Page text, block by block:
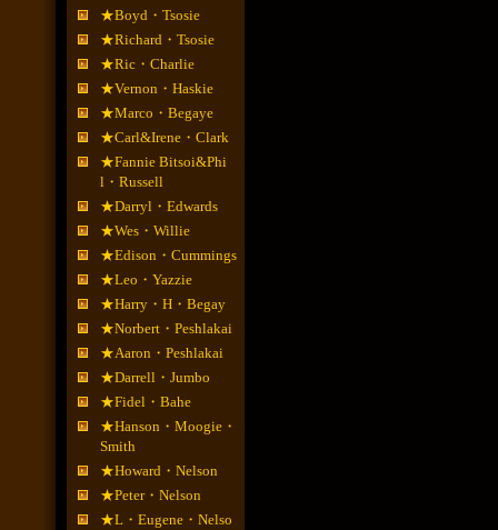
★Boyd・Tsosie
★Richard・Tsosie
★Ric・Charlie
★Vernon・Haskie
★Marco・Begaye
★Carl&Irene・Clark
★Fannie Bitsoi&Phi
l・Russell
★Darryl・Edwards
★Wes・Willie
★Edison・Cummings
★Leo・Yazzie
★Harry・H・Begay
★Norbert・Peshlakai
★Aaron・Peshlakai
★Darrell・Jumbo
★Fidel・Bahe
★Hanson・Moogie・
Smith
★Howard・Nelson
★Peter・Nelson
★L・Eugene・Nelso